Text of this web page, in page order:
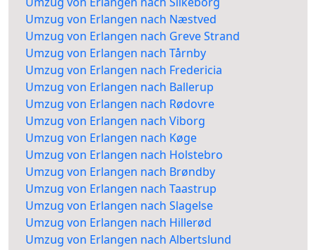
Umzug von Erlangen nach Næstved
Umzug von Erlangen nach Greve Strand
Umzug von Erlangen nach Tårnby
Umzug von Erlangen nach Fredericia
Umzug von Erlangen nach Ballerup
Umzug von Erlangen nach Rødovre
Umzug von Erlangen nach Viborg
Umzug von Erlangen nach Køge
Umzug von Erlangen nach Holstebro
Umzug von Erlangen nach Brøndby
Umzug von Erlangen nach Taastrup
Umzug von Erlangen nach Slagelse
Umzug von Erlangen nach Hillerød
Umzug von Erlangen nach Albertslund